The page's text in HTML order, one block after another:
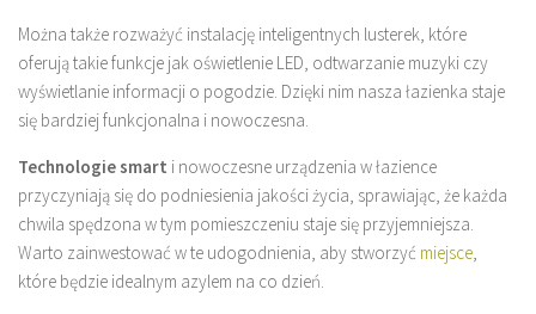
Można także rozważyć instalację inteligentnych lusterek, które
oferują takie funkcje jak oświetlenie LED, odtwarzanie muzyki czy
wyświetlanie informacji o pogodzie. Dzięki nim nasza łazienka staje
się bardziej funkcjonalna i nowoczesna.
Technologie smart i nowoczesne urządzenia w łazience
przyczyniają się do podniesienia jakości życia, sprawiając, że każda
chwila spędzona w tym pomieszczeniu staje się przyjemniejsza.
Warto zainwestować w te udogodnienia, aby stworzyć miejsce
które będzie idealnym azylem na co dzień.